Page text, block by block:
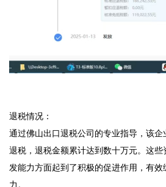
退税情况：
通过佛山出口退税公司的专业指导，该
退税，退税金额累计达到数十万元。这
发能力方面起到了积极的促进作用，有
力。